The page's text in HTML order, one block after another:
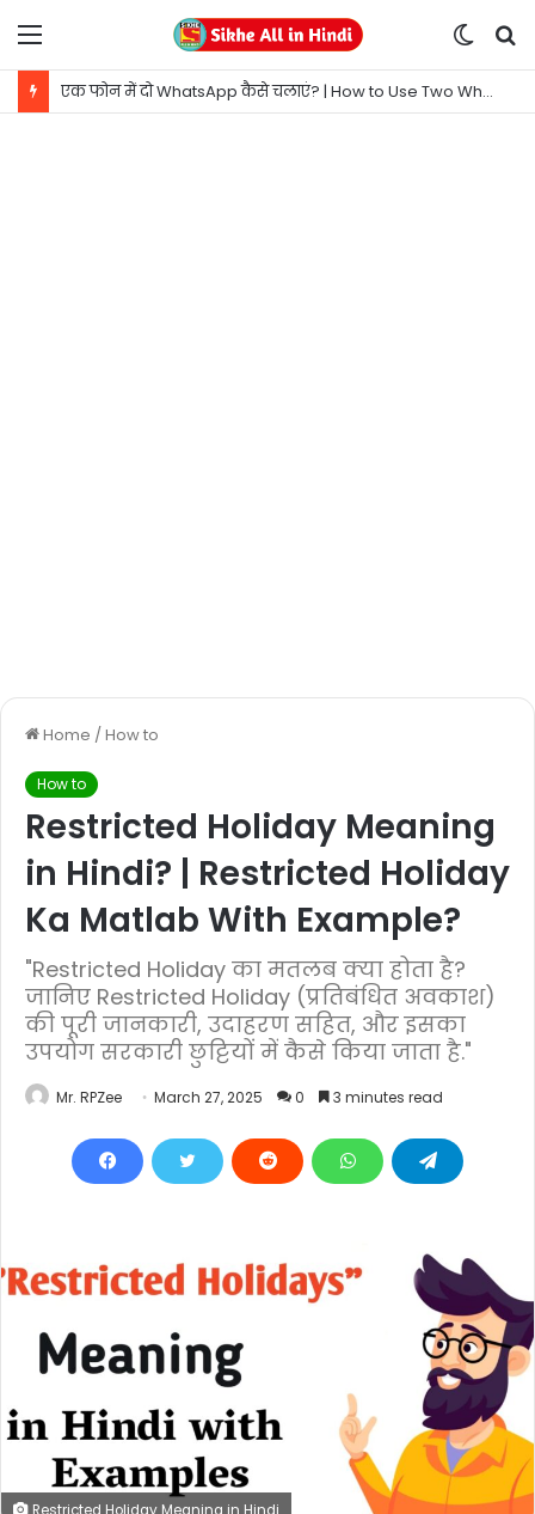
Menu
Switch
skin
एक फोन में दो WhatsApp कैसे चलाएं? | How to Use Two WhatsApp in One Phone?
Home /How to
How to
Restricted Holiday Meaning
in Hindi? | Restricted Holiday
Ka Matlab With Example?
"Restricted Holiday का मतलब क्या होता है?
जानिए Restricted Holiday (प्रतिबंधित अवकाश)
की पूरी जानकारी, उदाहरण सहित, और इसका
उपयोग सरकारी छुट्टियों में कैसे किया जाता है."
Mr. RPZee March 27, 2025 0 3 minutes read